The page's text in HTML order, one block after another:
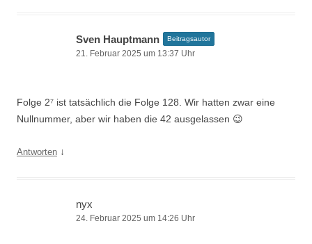
Sven Hauptmann Beitragsautor
21. Februar 2025 um 13:37 Uhr
Folge 2⁷ ist tatsächlich die Folge 128. Wir hatten zwar eine
Nullnummer, aber wir haben die 42 ausgelassen 😉
Antworten ↓
nyx
24. Februar 2025 um 14:26 Uhr